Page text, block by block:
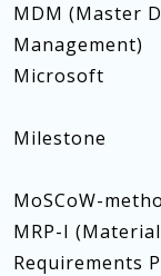
MDM (Master
Management)
Microsoft
Milestone
MoSCoW-
MRP-I (Material
Requirements